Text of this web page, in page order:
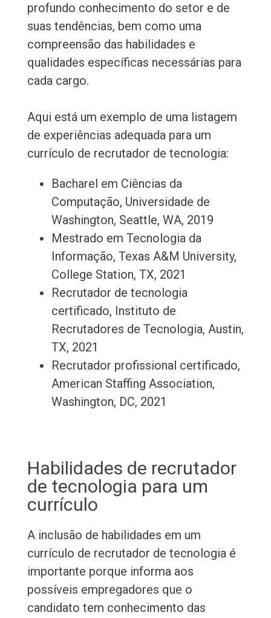
profundo conhecimento do setor e de
suas tendências, bem como uma
compreensão das habilidades e
qualidades específicas necessárias para
cada cargo.
Aqui está um exemplo de uma listagem
de experiências adequada para um
currículo de recrutador de tecnologia:
Bacharel em Ciências da
Computação, Universidade de
Washington, Seattle, WA, 2019
Mestrado em Tecnologia da
Informação, Texas A&M University,
College Station, TX, 2021
Recrutador de tecnologia
certificado, Instituto de
Recrutadores de Tecnologia, Austin,
TX, 2021
Recrutador profissional certificado,
American Staffing Association,
Washington, DC, 2021
Habilidades de recrutador
de tecnologia para um
currículo
A inclusão de habilidades em um
currículo de recrutador de tecnologia é
importante porque informa aos
possíveis empregadores que o
candidato tem conhecimento das